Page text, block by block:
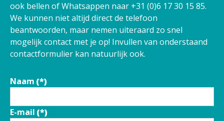
ook bellen of Whatsappen naar +31 (0)6 17 30 15 85.
We kunnen niet altijd direct de telefoon
beantwoorden, maar nemen uiteraard zo snel
mogelijk contact met je op! Invullen van onderstaand
contactformulier kan natuurlijk ook.
Naam (*)
E-mail (*)